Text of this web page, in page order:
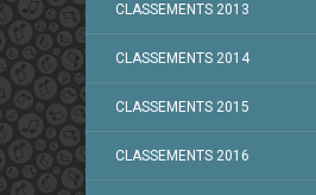
CLASSEMENTS 2013
CLASSEMENTS 2014
CLASSEMENTS 2015
CLASSEMENTS 2016